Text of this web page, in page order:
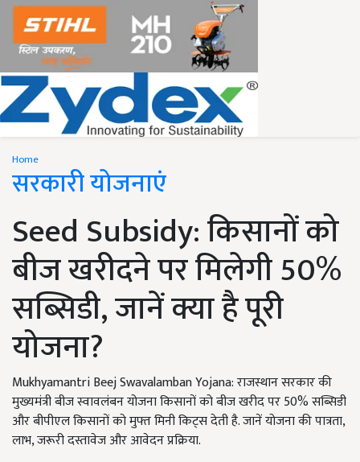
Home
सरकारी योजनाएं
Seed Subsidy: किसानों को
बीज खरीदने पर मिलेगी 50%
सब्सिडी, जानें क्या है पूरी
योजना?
Mukhyamantri Beej Swavalamban Yojana: राजस्थान सरकार की
मुख्यमंत्री बीज स्वावलंबन योजना किसानों को बीज खरीद पर 50% सब्सिडी
और बीपीएल किसानों को मुफ्त मिनी किट्स देती है. जानें योजना की पात्रता,
लाभ, जरूरी दस्तावेज और आवेदन प्रक्रिया.